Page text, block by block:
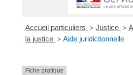
Accueil particuliers > Justice >
la justice > Aide juridictionnelle
Fiche pratique